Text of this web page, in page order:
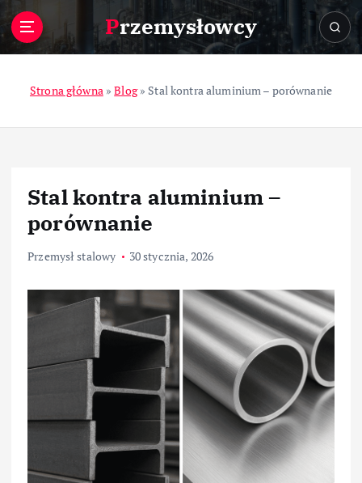
Przemysłowcy
Strona główna»Blog» Stal kontra aluminium – porównanie
Stal kontra aluminium –
porównanie
Przemysł stalowy 30 stycznia, 2026